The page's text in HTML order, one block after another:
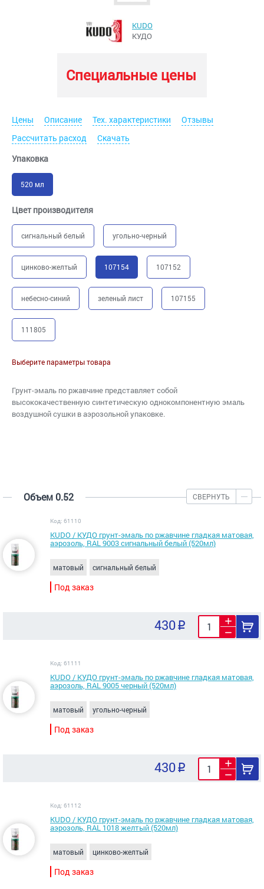
KUDO
КУДО
Специальные цены
Цены Описание Тех. характеристики
Отзывы
Рассчитать расход
Скачать
Упаковка
520 мл
Цвет производителя
сигнальный белый угольно-черный
цинково-желтый 107154 107152
небесно-синий зеленый лист 107155
111805
Выберите параметры товара
Грунт-эмаль по ржавчине представляет собой
высококачественную синтетическую однокомпонентную эмаль
воздушной сушки в аэрозольной упаковке.
Объем 0.52 СВЕРНУТЬ
Код: 61110
KUDO / КУДО грунт-эмаль по ржавчине гладкая матовая,
аэрозоль, RAL 9003 сигнальный белый (520мл)
матовый сигнальный белый
Под заказ
430
Код: 61111
KUDO / КУДО грунт-эмаль по ржавчине гладкая матовая,
аэрозоль, RAL 9005 черный (520мл)
матовый угольно-черный
Под заказ
430
Код: 61112
KUDO / КУДО грунт-эмаль по ржавчине гладкая матовая,
аэрозоль, RAL 1018 желтый (520мл)
матовый цинково-желтый
Под заказ